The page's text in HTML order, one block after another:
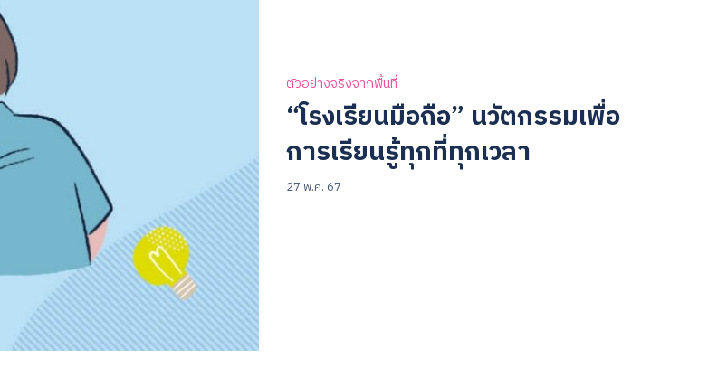
ตัวอย่างจริงจากพื้นที่
“โรงเรียนมือถือ” นวัตกรรมเพื่อ
การเรียนรู้ทุกที่ทุกเวลา
27 พ.ค. 67